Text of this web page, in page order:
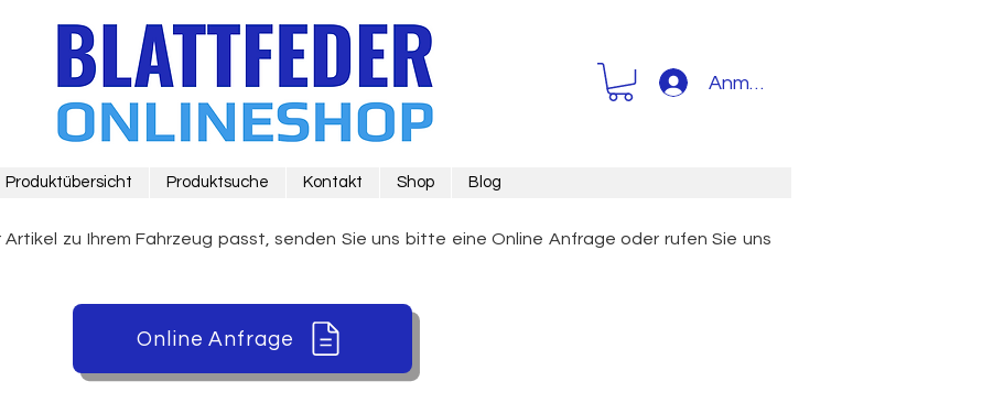
Anmelden
Produktübersicht Produktsuche Kontakt Shop Blog
zu Ihrem Fahrzeug passt, senden Sie uns bitte eine Online Anfrage oder rufen Sie uns
Online Anfrage